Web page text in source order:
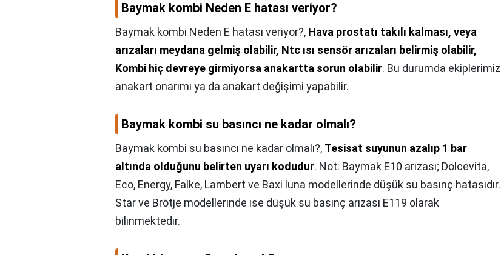
Baymak kombi Neden E hatası veriyor?
Baymak kombi Neden E hatası veriyor?, Hava prostatı takılı kalması, veya
arızaları meydana gelmiş olabilir, Ntc ısı sensör arızaları belirmiş olabilir,
Kombi hiç devreye girmiyorsa anakartta sorun olabilir. Bu durumda ekiplerimiz
anakart onarımı ya da anakart değişimi yapabilir.
Baymak kombi su basıncı ne kadar olmalı?
Baymak kombi su basıncı ne kadar olmalı?, Tesisat suyunun azalıp 1 bar
altında olduğunu belirten uyarı kodudur. Not: Baymak E10 arızası; Dolcevita,
Eco, Energy, Falke, Lambert ve Baxi luna modellerinde düşük su basınç hatasıdır.
Star ve Brötje modellerinde ise düşük su basınç arızası E119 olarak
bilinmektedir.